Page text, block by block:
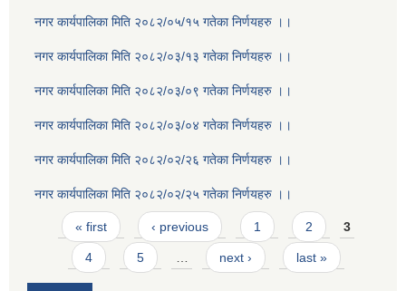
नगर कार्यपालिका मिति २०८२/०५/१५ गतेका निर्णयहरु ।।
नगर कार्यपालिका मिति २०८२/०३/१३ गतेका निर्णयहरु ।।
नगर कार्यपालिका मिति २०८२/०३/०९ गतेका निर्णयहरु ।।
नगर कार्यपालिका मिति २०८२/०३/०४ गतेका निर्णयहरु ।।
नगर कार्यपालिका मिति २०८२/०२/२६ गतेका निर्णयहरु ।।
नगर कार्यपालिका मिति २०८२/०२/२५ गतेका निर्णयहरु ।।
Pages
« first ‹ previous 1 2 3
4 5 … next › last »